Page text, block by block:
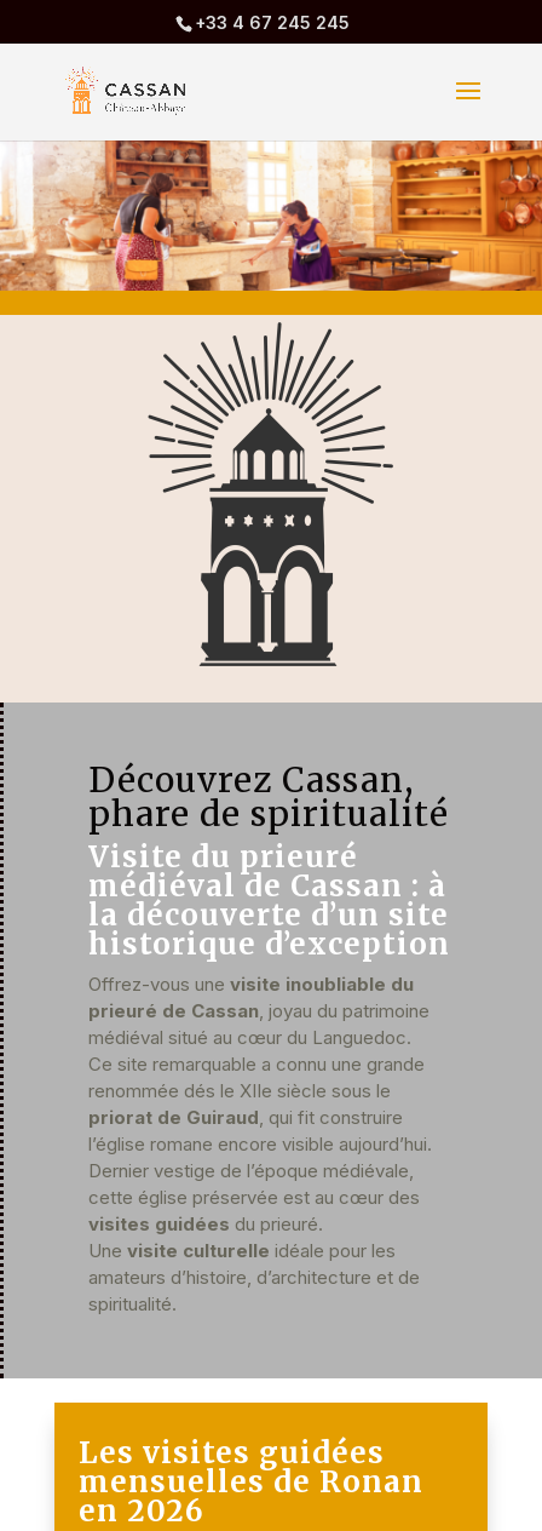
+33 4 67 245 245
Découvrez Cassan,
phare de spiritualité
Visite du prieuré
médiéval de Cassan : à
la découverte d’un site
historique d’exception
Offrez-vous une visite inoubliable du
prieuré de Cassan, joyau du patrimoine
médiéval situé au cœur du Languedoc.
Ce site remarquable a connu une grande
renommée dés le XIIe siècle sous le
priorat de Guiraud, qui fit construire
l’église romane encore visible aujourd’hui.
Dernier vestige de l’époque médiévale,
cette église préservée est au cœur des
visites guidées du prieuré.
Une visite culturelle idéale pour les
amateurs d’histoire, d’architecture et de
spiritualité.
Les visites guidées
mensuelles de Ronan
en 2026